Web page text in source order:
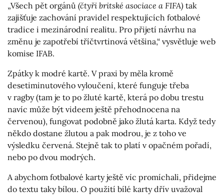
„Všech pět orgánů (čtyři britské asociace a FIFA) tak
zajišťuje zachování pravidel respektujících fotbalové
tradice i mezinárodní realitu. Pro přijetí návrhu na
změnu je zapotřebí tříčtvrtinová většina,“ vysvětluje web
komise IFAB.
Zpátky k modré kartě. V praxi by měla kromě
desetiminutového vyloučení, které funguje třeba
v ragby (tam je to po žluté kartě, která po dobu trestu
navíc může být videem ještě přehodnocena na
červenou), fungovat podobně jako žlutá karta. Když tedy
někdo dostane žlutou a pak modrou, je z toho ve
výsledku červená. Stejně tak to platí v opačném pořadí,
nebo po dvou modrých.
A abychom fotbalové karty ještě víc promíchali, přidejme
do textu taky bílou. O použití bílé karty dřív uvažoval